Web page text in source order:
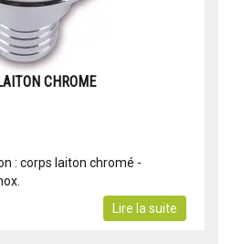
CHROME
: corps laiton chromé -
Lire la suite